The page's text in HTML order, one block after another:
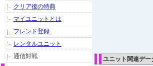
ユニット関連デー
クリア後の特典
マイユニットとは
フレンド登録
レンタルユニット
通信対戦